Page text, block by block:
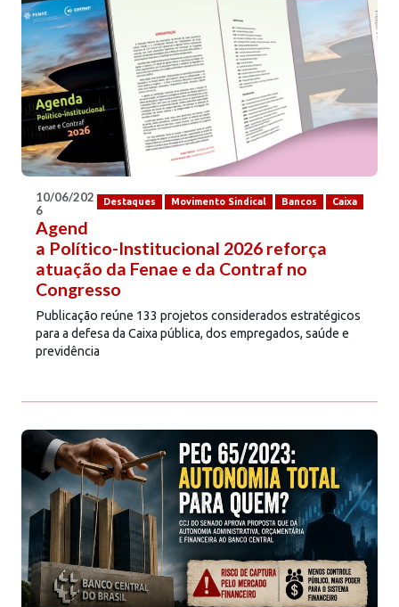
Destaques Movimento Sindical Bancos Caixa
10/06/202
6
Agend
a Político-Institucional 2026 reforça
atuação da Fenae e da Contraf no
Congresso
Publicação reúne 133 projetos considerados estratégicos
para a defesa da Caixa pública, dos empregados, saúde e
previdência